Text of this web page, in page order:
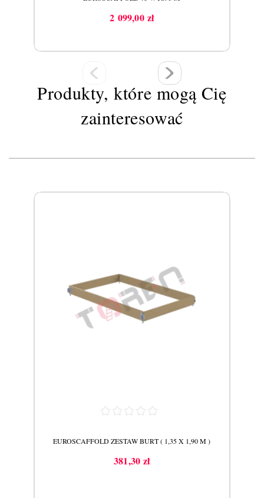
Cena
2 099,00 zł
Produkty, które mogą Cię
zainteresować
EUROSCAFFOLD ZESTAW BURT ( 1,35 X 1,90 M )
Cena
381,30 zł